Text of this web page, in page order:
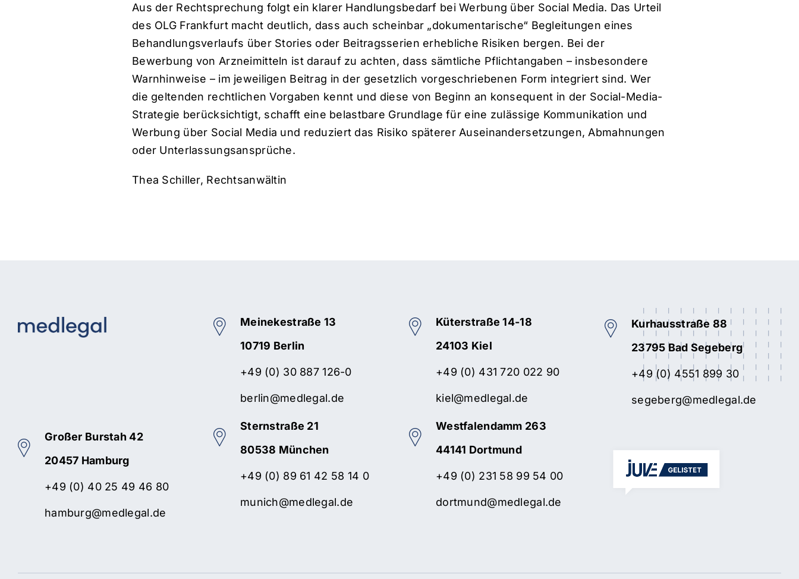
Aus der Rechtsprechung folgt ein klarer Handlungsbedarf bei Werbung über Social Media. Das Urteil
des OLG Frankfurt macht deutlich, dass auch scheinbar „dokumentarische“ Begleitungen eines
Behandlungsverlaufs über Stories oder Beitragsserien erhebliche Risiken bergen. Bei der
Bewerbung von Arzneimitteln ist darauf zu achten, dass sämtliche Pflichtangaben – insbesondere
Warnhinweise – im jeweiligen Beitrag in der gesetzlich vorgeschriebenen Form integriert sind. Wer
die geltenden rechtlichen Vorgaben kennt und diese von Beginn an konsequent in der Social-Media-
Strategie berücksichtigt, schafft eine belastbare Grundlage für eine zulässige Kommunikation und
Werbung über Social Media und reduziert das Risiko späterer Auseinandersetzungen, Abmahnungen
oder Unterlassungsansprüche.
Thea Schiller, Rechtsanwältin
Großer Burstah 42
20457 Hamburg
+49 (0) 40 25 49 46 80
hamburg@medlegal.de
Meinekestraße 13
10719 Berlin
+49 (0) 30 887 126-0
berlin@medlegal.de
Sternstraße 21
80538 München
+49 (0) 89 61 42 58 14 0
munich@medlegal.de
Küterstraße 14-18
24103 Kiel
+49 (0) 431 720 022 90
kiel@medlegal.de
Westfalendamm 263
44141 Dortmund
+49 (0) 231 58 99 54 00
dortmund@medlegal.de
Kurhausstraße 88
23795 Bad Segeberg
+49 (0) 4551 899 30
segeberg@medlegal.de